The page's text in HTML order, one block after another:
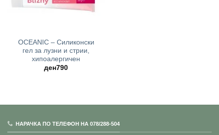
OCEANIC – Силиконски
гел за лузни и стрии,
хипоалергичен
ден790
НАРАЧКА ПО ТЕЛЕФОН НА 078/288-504